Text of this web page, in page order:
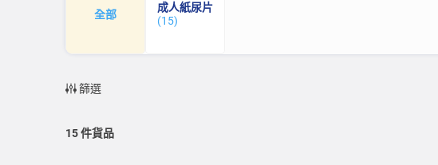
全部
成人紙尿片
(15)
篩選
15件貨品